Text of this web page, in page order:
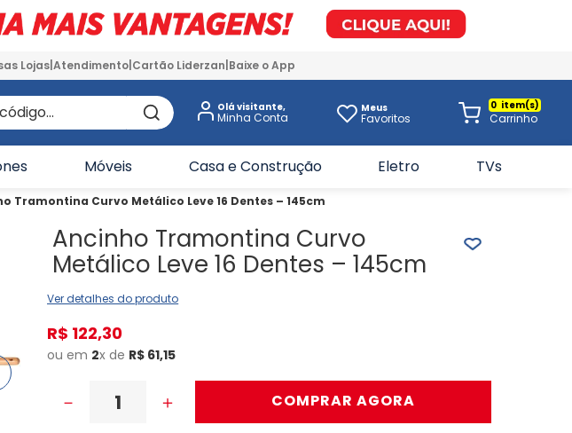
Lojas Atendimento Cartão Liderzan Baixe o App
Olá visitante, Meus
Favoritos
0
Móveis Casa e Construção Eletro TVs
Tramontina Curvo Metálico Leve 16 Dentes – 145cm
Ancinho Tramontina Curvo
Metálico Leve 16 Dentes – 145cm
Ver detalhes do produto
R$ 122,30
ou em 2x de R$ 61,15
＋
－ COMPRAR AGORA